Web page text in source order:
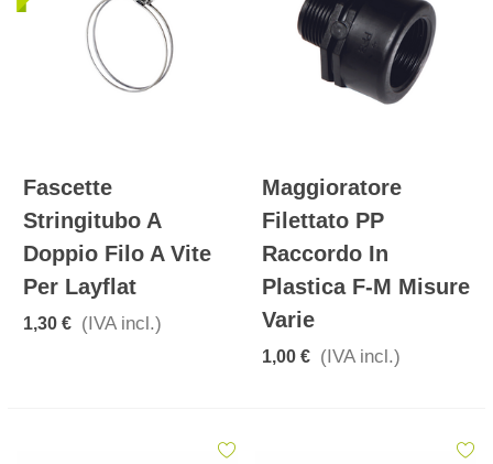
Fascette
Stringitubo A
Doppio Filo A Vite
Per Layflat
1,30 € (IVA incl.)
Maggioratore
Filettato PP
Raccordo In
Plastica F-M Misure
Varie
1,00 € (IVA incl.)